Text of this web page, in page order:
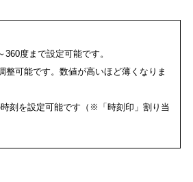
360度まで設定可能です。
整可能です。数値が高いほど薄くなりま
刻を設定可能です（※「時刻印」割り当